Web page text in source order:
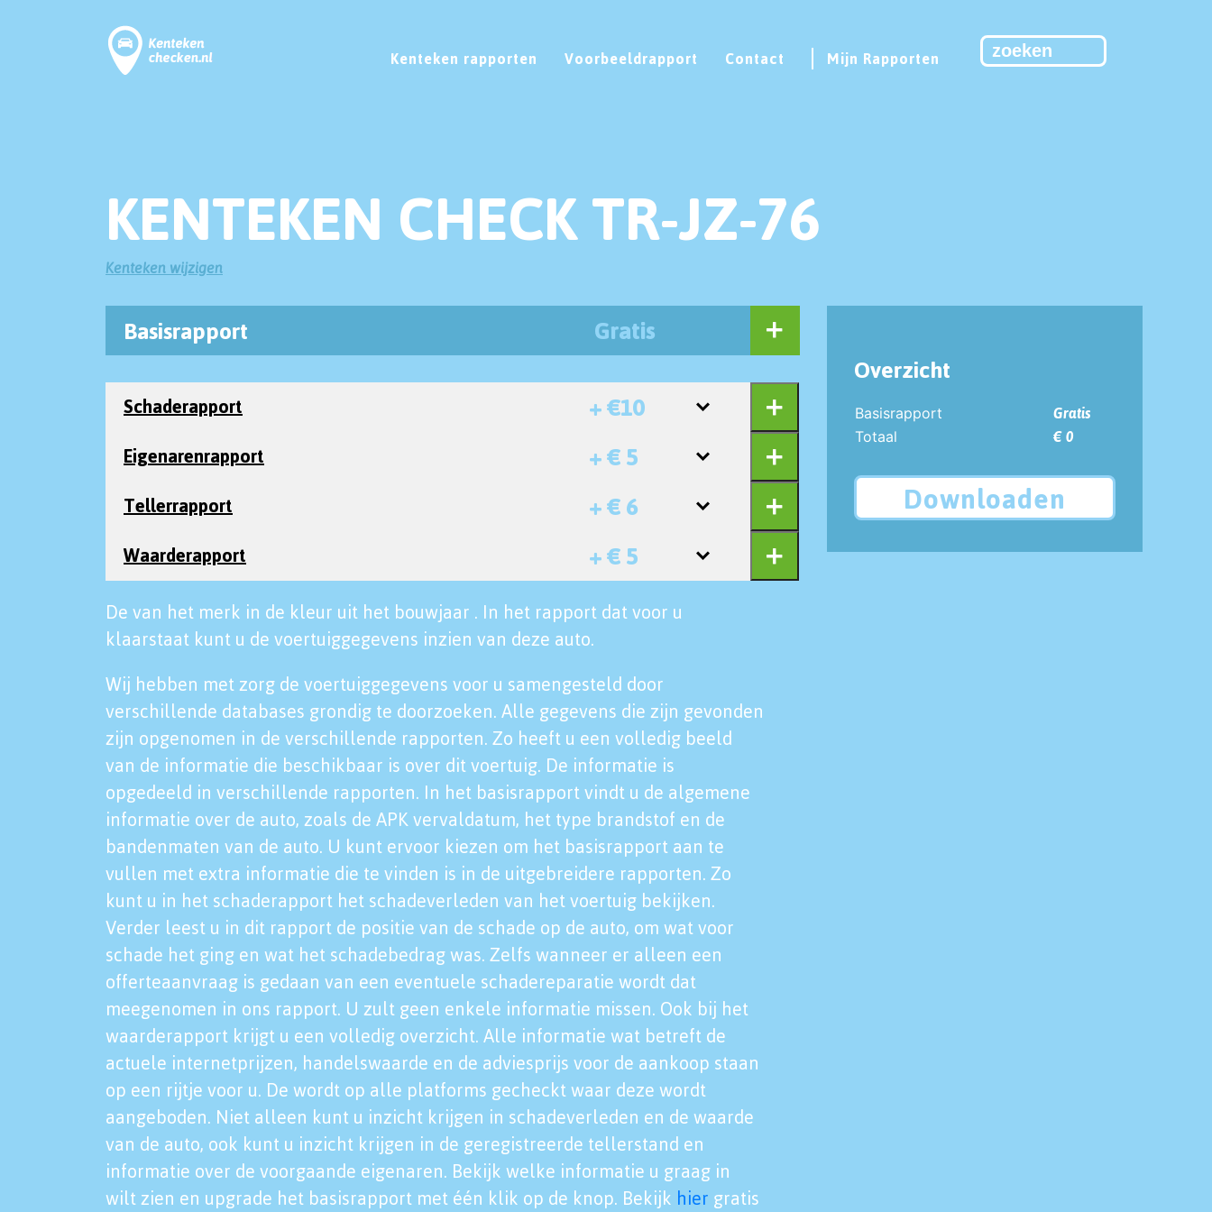
Kenteken rapporten Voorbeeldrapport Contact Mijn Rapporten
KENTEKEN CHECK TR-JZ-76
Kenteken wijzigen
Basisrapport Gratis
Schaderapport + €10
Eigenarenrapport + € 5
Tellerrapport + € 6
Waarderapport + € 5
De van het merk in de kleur uit het bouwjaar . In het rapport dat voor u
klaarstaat kunt u de voertuiggegevens inzien van deze auto.
Wij hebben met zorg de voertuiggegevens voor u samengesteld door
verschillende databases grondig te doorzoeken. Alle gegevens die zijn gevonden
zijn opgenomen in de verschillende rapporten. Zo heeft u een volledig beeld
van de informatie die beschikbaar is over dit voertuig. De informatie is
opgedeeld in verschillende rapporten. In het basisrapport vindt u de algemene
informatie over de auto, zoals de APK vervaldatum, het type brandstof en de
bandenmaten van de auto. U kunt ervoor kiezen om het basisrapport aan te
vullen met extra informatie die te vinden is in de uitgebreidere rapporten. Zo
kunt u in het schaderapport het schadeverleden van het voertuig bekijken.
Verder leest u in dit rapport de positie van de schade op de auto, om wat voor
schade het ging en wat het schadebedrag was. Zelfs wanneer er alleen een
offerteaanvraag is gedaan van een eventuele schadereparatie wordt dat
meegenomen in ons rapport. U zult geen enkele informatie missen. Ook bij het
waarderapport krijgt u een volledig overzicht. Alle informatie wat betreft de
actuele internetprijzen, handelswaarde en de adviesprijs voor de aankoop staan
op een rijtje voor u. De wordt op alle platforms gecheckt waar deze wordt
aangeboden. Niet alleen kunt u inzicht krijgen in schadeverleden en de waarde
van de auto, ook kunt u inzicht krijgen in de geregistreerde tellerstand en
informatie over de voorgaande eigenaren. Bekijk welke informatie u graag in
wilt zien en upgrade het basisrapport met één klik op de knop. Bekijk hier gratis
Overzicht
Basisrapport
Gratis
Totaal
€ 0
Downloaden